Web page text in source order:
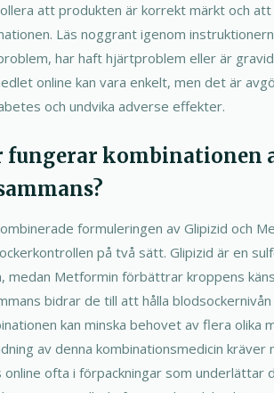
att produkten är korrekt märkt och
Läs noggrant igenom
har haft hjärtproblem eller är
online kan vara enkelt, men det är
och undvika adverse effekter.
fungerar kombinationen
formuleringen av Glipizid och
på två sätt. Glipizid är en
medan Metformin förbättrar kroppens
bidrar de till att hålla
kan minska behovet av flera
av denna kombinationsmedicin
online ofta i förpackningar som